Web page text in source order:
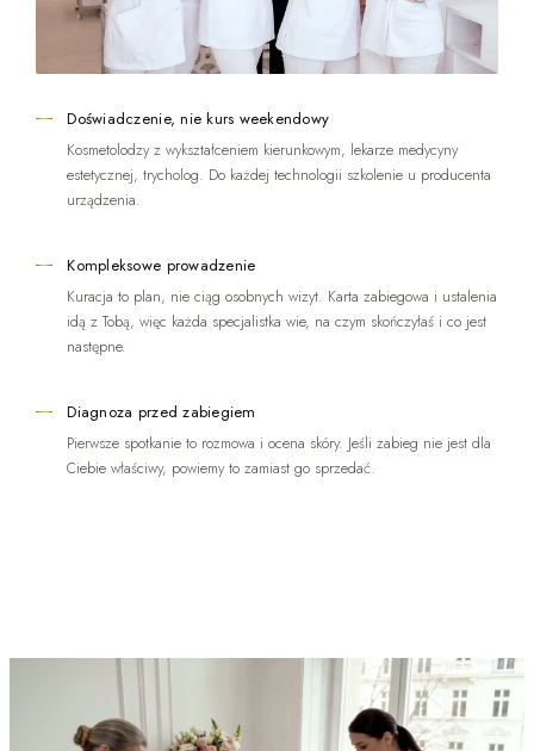
Doświadczenie, nie kurs weekendowy
Kosmetolodzy z wykształceniem kierunkowym, lekarze medycyny
estetycznej, trycholog. Do każdej technologii szkolenie u producenta
urządzenia.
Kompleksowe prowadzenie
Kuracja to plan, nie ciąg osobnych wizyt. Karta zabiegowa i ustalenia
idą z Tobą, więc każda specjalistka wie, na czym skończyłaś i co jest
następne.
Diagnoza przed zabiegiem
Pierwsze spotkanie to rozmowa i ocena skóry. Jeśli zabieg nie jest dla
Ciebie właściwy, powiemy to zamiast go sprzedać.